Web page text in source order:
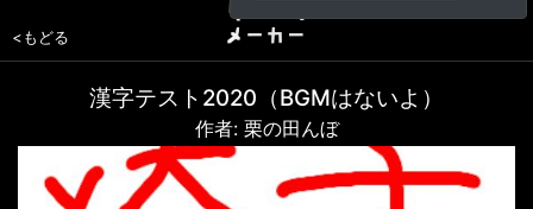
<もどる
漢字テスト2020（BGMはないよ）
作者: 栗の田んぼ